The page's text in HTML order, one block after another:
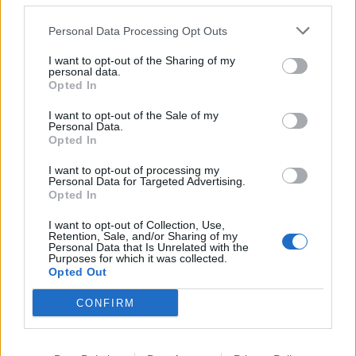
Personal Data Processing Opt Outs
I want to opt-out of the Sharing of my
personal data.
Opted In
I want to opt-out of the Sale of my
Personal Data.
Opted In
I want to opt-out of processing my
Personal Data for Targeted Advertising.
Opted In
I want to opt-out of Collection, Use,
Retention, Sale, and/or Sharing of my
Personal Data that Is Unrelated with the
Purposes for which it was collected.
Opted Out
CONFIRM
σήμερα από την Θεσσαλονίκη με συμμετοχή
υπουργών, βουλευτών και κομματικών
στελεχών.
Σύντομα θα αρχίσει και η σταδιακή
ψηφοδέλτια της ΝΔ. Ο νέος γραμματέας,
Κώστας Κυρανάκης έδωσε μάλιστα στίγμα
και για το επιδιωκόμενο άνοιγμα στους
νέους μιλώντας για “ψηφοδέλτια που πρέπει
θα πολιτευθούν για πρώτη φορά”. Όπως είπε
χαρακτηριστικά, “στην Ελλάδα του 2030, οι
30αρηδες θα είναι τα παιδιά που γεννήθηκαν
το 2000 και σε αυτούς πρέπει να δώσουμε
τώρα την ευκαιρία να εκφράσουν και να